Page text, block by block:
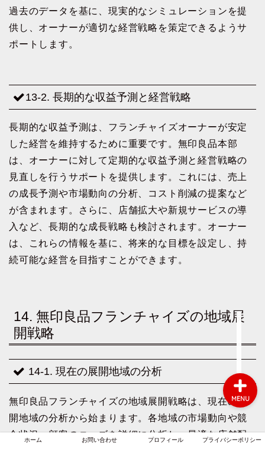
過去のデータを基に、現実的なシミュレーションを提
供し、オーナーが適切な経営戦略を策定できるようサ
ポートします。
13-2. 長期的な収益予測と経営戦略
長期的な収益予測は、フランチャイズオーナーが安定
した経営を維持するために重要です。無印良品本部
は、オーナーに対して定期的な収益予測と経営戦略の
見直しを行うサポートを提供します。これには、売上
の成長予測や市場動向の分析、コスト削減の提案など
が含まれます。さらに、店舗拡大や新規サービスの導
入など、長期的な成長戦略も検討されます。オーナー
は、これらの情報を基に、将来的な目標を設定し、持
続可能な経営を目指すことができます。
14. 無印良品フランチャイズの地域展
開戦略
14-1. 現在の展開地域の分析
無印良品フランチャイズの地域展開戦略は、現在の展
開地域の分析から始まります。各地域の市場動向や競
合状況、顧客のニーズを詳細に分析し、最適な店舗配
ホーム お問い合わせ プロフィール プライバシーポリシー
MENU
ホーム
お問い合わせ